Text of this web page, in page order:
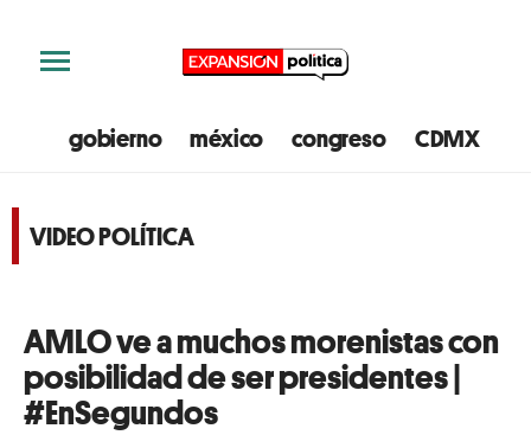
gobierno méxico congreso CDMX
VIDEO POLÍTICA
AMLO ve a muchos morenistas con
posibilidad de ser presidentes |
#EnSegundos